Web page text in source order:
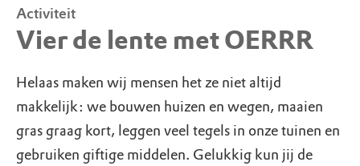
Activiteit
Vier de lente met OERRR
Helaas maken wij mensen het ze niet altijd
makkelijk: we bouwen huizen en wegen, maaien
gras graag kort, leggen veel tegels in onze tuinen en
gebruiken giftige middelen. Gelukkig kun jij de